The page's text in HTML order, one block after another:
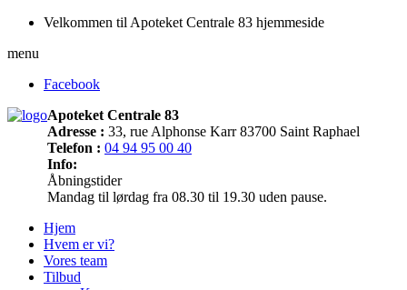
Velkommen til Apoteket Centrale 83 hjemmeside
menu
Facebook
Apoteket Centrale 83
Adresse : 33, rue Alphonse Karr 83700 Saint Raphael
Telefon : 04 94 95 00 40
Info:
Åbningstider
Mandag til lørdag fra 08.30 til 19.30 uden pause.
Hjem
Hvem er vi?
Vores team
Tilbud